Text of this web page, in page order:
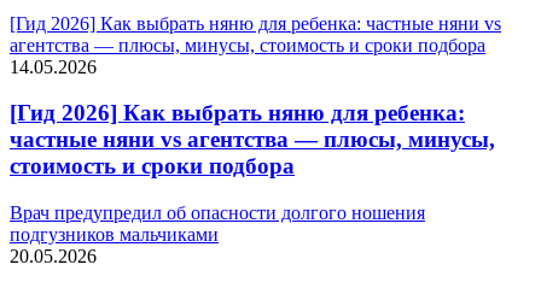
[Гид 2026] Как выбрать няню для ребенка: частные няни vs
агентства — плюсы, минусы, стоимость и сроки подбора
14.05.2026
[Гид 2026] Как выбрать няню для ребенка:
частные няни vs агентства — плюсы, минусы,
стоимость и сроки подбора
Врач предупредил об опасности долгого ношения
подгузников мальчиками
20.05.2026